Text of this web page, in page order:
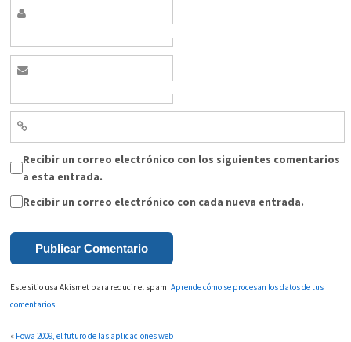
Recibir un correo electrónico con los siguientes comentarios
a esta entrada.
Recibir un correo electrónico con cada nueva entrada.
Este sitio usa Akismet para reducir el spam.Aprende cómo se procesan los datos de tus
comentarios.
« Fowa 2009, el futuro de las aplicaciones web